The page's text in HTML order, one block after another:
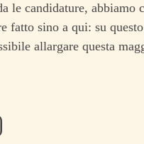
le candidature, abbiamo
fatto sino a qui: su
allargare questa